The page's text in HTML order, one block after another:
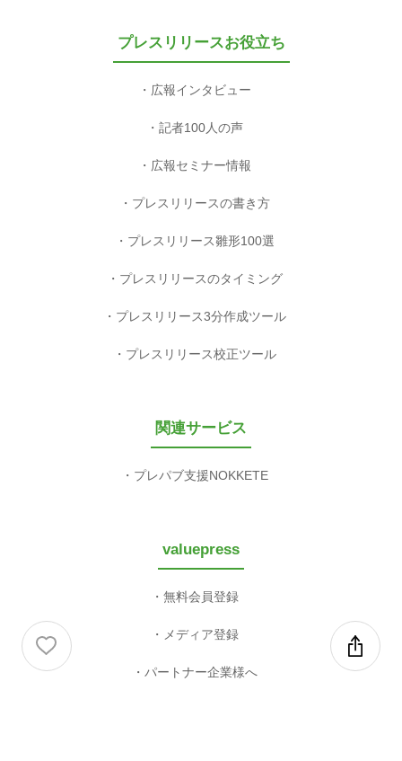
プレスリリースお役立ち
広報インタビュー
記者100人の声
広報セミナー情報
プレスリリースの書き方
プレスリリース雛形100選
プレスリリースのタイミング
プレスリリース3分作成ツール
プレスリリース校正ツール
関連サービス
プレパブ支援NOKKETE
valuepress
無料会員登録
メディア登録
パートナー企業様へ